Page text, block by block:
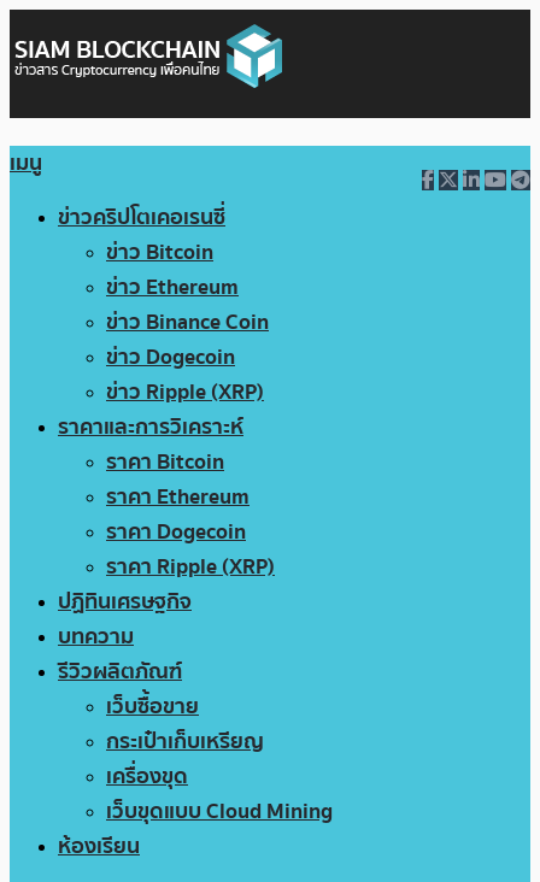
เมนู
ข่าวคริปโตเคอเรนซี่
ข่าว Bitcoin
ข่าว Ethereum
ข่าว Binance Coin
ข่าว Dogecoin
ข่าว Ripple (XRP)
ราคาและการวิเคราะห์
ราคา Bitcoin
ราคา Ethereum
ราคา Dogecoin
ราคา Ripple (XRP)
ปฏิทินเศรษฐกิจ
บทความ
รีวิวผลิตภัณฑ์
เว็บซื้อขาย
กระเป๋าเก็บเหรียญ
เครื่องขุด
เว็บขุดแบบ Cloud Mining
ห้องเรียน